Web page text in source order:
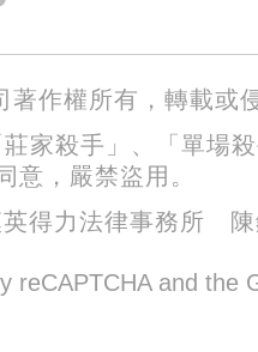
作權所有，轉載或
家殺手」、「單場
意，嚴禁盜用。
得力法律事務所 陳
reCAPTCHA and the